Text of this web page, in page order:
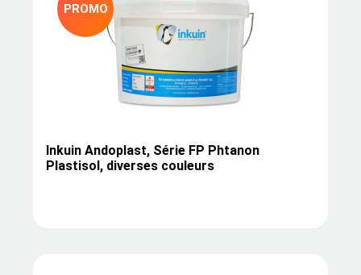
PROMO
Inkuin Andoplast, Série FP Phtanon
Plastisol, diverses couleurs